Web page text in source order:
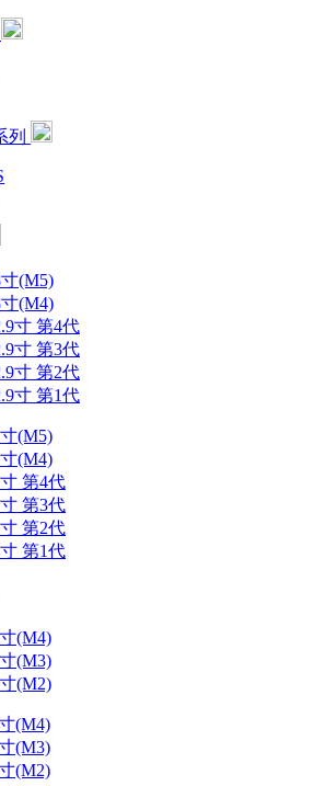
列
寸(M5)
寸(M4)
寸 第4代
寸 第3代
寸 第2代
寸 第1代
(M5)
(M4)
第4代
第3代
第2代
第1代
(M4)
(M3)
(M2)
(M4)
(M3)
(M2)